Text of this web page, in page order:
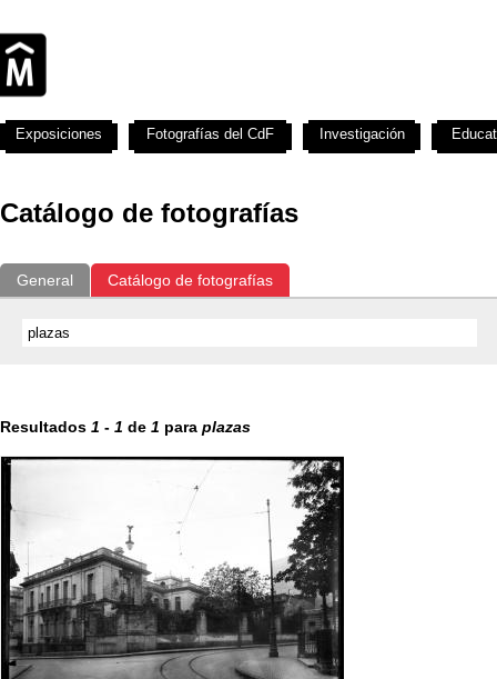
Catálogo de fotografías
General Catálogo de fotografías
Resultados 1 - 1 de 1 para plazas
Exposiciones Fotografías del CdF Investigación